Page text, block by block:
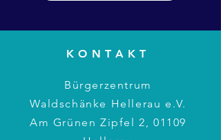
KONTAKT
Bürgerzentrum
Waldschänke Hellerau e.V.
Am Grünen Zipfel 2, 01109